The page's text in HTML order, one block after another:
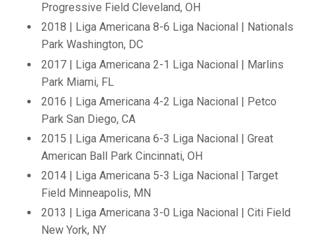
Progressive Field Cleveland, OH
2018 | Liga Americana 8-6 Liga Nacional | Nationals
Park Washington, DC
2017 | Liga Americana 2-1 Liga Nacional | Marlins
Park Miami, FL
2016 | Liga Americana 4-2 Liga Nacional | Petco
Park San Diego, CA
2015 | Liga Americana 6-3 Liga Nacional | Great
American Ball Park Cincinnati, OH
2014 | Liga Americana 5-3 Liga Nacional | Target
Field Minneapolis, MN
2013 | Liga Americana 3-0 Liga Nacional | Citi Field
New York, NY